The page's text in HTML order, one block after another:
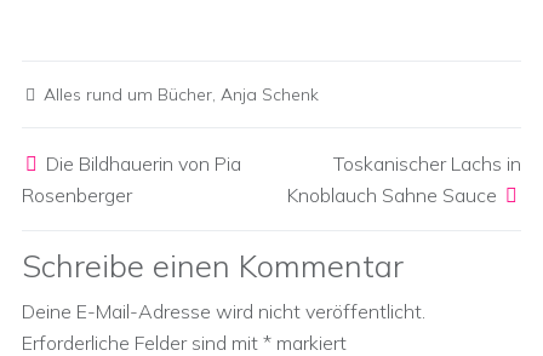
Alles rund um Bücher, Anja Schenk
Die Bildhauerin von Pia
Rosenberger
Toskanischer Lachs in
Knoblauch Sahne Sauce
Schreibe einen Kommentar
Deine E-Mail-Adresse wird nicht veröffentlicht.
Erforderliche Felder sind mit * markiert